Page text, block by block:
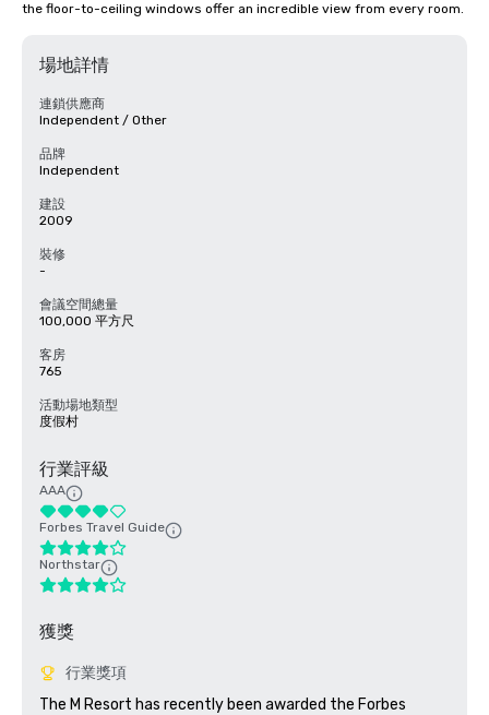
the floor-to-ceiling windows offer an incredible view from every room.
場地詳情
連鎖供應商
Independent / Other
品牌
Independent
建設
2009
裝修
-
會議空間總量
100,000 平方尺
客房
765
活動場地類型
度假村
行業評級
AAA
Forbes Travel Guide
Northstar
獲獎
行業獎項
The M Resort has recently been awarded the Forbes